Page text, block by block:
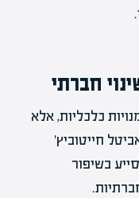
חברתי
כלכליות, אלא
חייטוביץ'
בשיפור